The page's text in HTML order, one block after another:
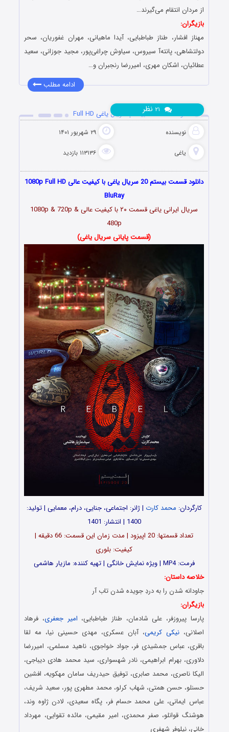
از مردان انتقام می‌گیرند…
بازیگران:
مهناز افشار، طناز طباطبایی، آیدا ماهیانی، مهران غفوریان، سحر
دولتشاهی، پانته‌آ سیروس، سیاوش چراغی‌پور، مجید جوزانی، سعید
عطائیان، اشکان مهری، امیررضا رنجبران و…
ادامه مطلب
دانلود قسمت 20 بیستم سریال یاغی Full HD
نویسنده ۲۹ شهریور ۱۴۰۱
یاغی ۱۱۳۱۳۶ بازدید
نظر
دانلود قسمت بیستم 20 سریال یاغی با کیفیت عالی 1080p Full HD
BluRay
سریال ایرانی یاغی قسمت ۲۰
با کیفیت عالی 1080p & 720p &
480p
(قسمت پایانی سریال یاغی)
کارگردان: محمد کارت | ژانر: اجتماعی، جنایی، درام، معمایی | تولید:
1400 | انتشار: 1401
تعداد قسمت‎ها: 20 اپیزود | مدت زمان این قسمت: 66 دقیقه |
کیفیت: بلوری
فرمت: MP4 | ویژه نمایش خانگی | تهیه کننده: مازیار هاشمی
خلاصه داستان:
جاودانه شدن را به دردِ جویده شدن تاب آر
بازیگران:
پارسا پیروزفر، علی شادمان، طناز طباطبایی، امیر جعفری، فرهاد
اصلانی،نیکی کریمی، آبان عسکری، مهدی حسینی نیا، مه لقا
باقری، عباس جمشیدی فر، جواد خواجوی، ناهید مسلمی، امیررضا
دلاوری، بهرام ابراهیمی، نادر شهسواری، سید محمد هادی دیباجی،
الیکا ناصری، محمد صابری، توفیق حیدریف سامان مهکویه، افشین
حسنلو، حسن همتی، شهاب کرلو، محمد مطهری پور، سعید شریف،
عباس ایمانی، علی محمد حسام فر، پگاه سعیدی، لادن ژاوه وند،
هوشنگ قوانلو، صفر محمدی، امیر مقیمی، مائده تقوایی، مهرداد
خانی، نیلوفر شهفری